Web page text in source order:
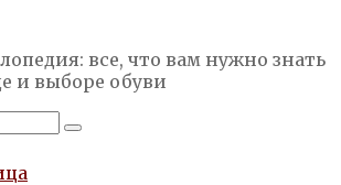
все, что вам нужно знать
и выборе обуви